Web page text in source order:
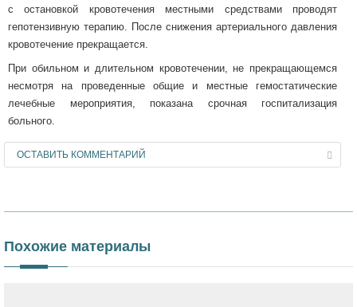
с остановкой кровотечения местными средствами проводят
гепотензивную терапию. После снижения артериального давления
кровотечение прекращается.
При обильном и длительном кровотечении, не прекращающемся
несмотря на проведенные общие и местные гемостатические
лечебные мероприятия, показана срочная госпитализация
больного.
ОСТАВИТЬ КОММЕНТАРИЙ
Похожие материалы